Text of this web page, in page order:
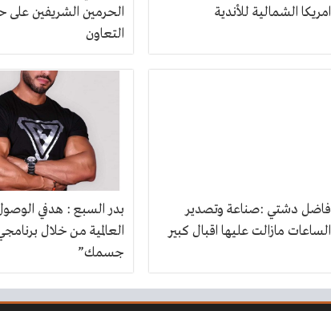
امريكا الشمالية للأندية
الحرمين الشريفين
التعاون
فاضل دشتي :صناعة وتصدير
الساعات مازالت عليها اقبال كبير
بدر السبع : هدفي
العالمية من خلال
جسمك”